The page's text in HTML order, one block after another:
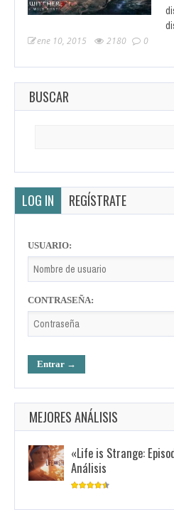
ene 10, 2015 2180 0
BUSCAR
LOG IN REGÍSTRATE
USUARIO:
CONTRASEÑA:
MEJORES ANÁLISIS
«Life is Strange:
Análisis